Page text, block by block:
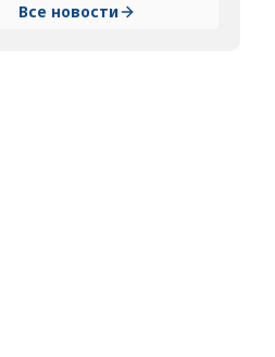
Все новости